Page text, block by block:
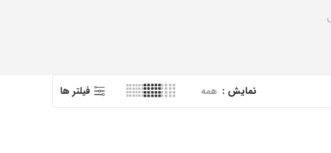
نمایش همه فیلتر ها